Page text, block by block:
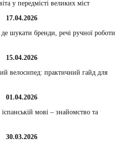
у передмісті великих міст
17.04.2026
шукати бренди, речі ручної роботи
15.04.2026
велосипед: практичний гайд для
01.04.2026
мові – знайомство та
30.03.2026